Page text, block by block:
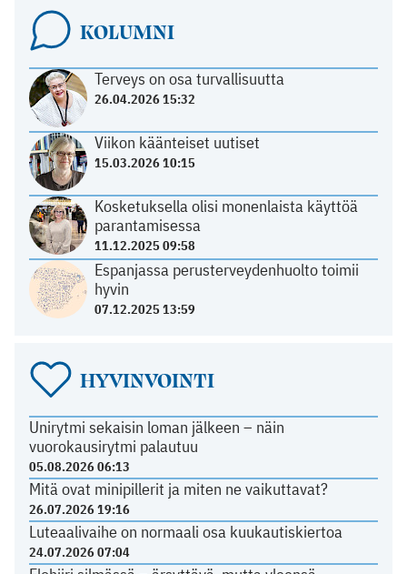
KOLUMNI
Terveys on osa turvallisuutta
26.04.2026 15:32
Viikon käänteiset uutiset
15.03.2026 10:15
Kosketuksella olisi monenlaista käyttöä
parantamisessa
11.12.2025 09:58
Espanjassa perusterveydenhuolto toimii
hyvin
07.12.2025 13:59
HYVINVOINTI
Unirytmi sekaisin loman jälkeen – näin
vuorokausirytmi palautuu
05.08.2026 06:13
Mitä ovat minipillerit ja miten ne vaikuttavat?
26.07.2026 19:16
Luteaalivaihe on normaali osa kuukautiskiertoa
24.07.2026 07:04